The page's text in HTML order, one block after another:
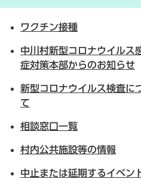
ワクチン接種
中川村新型コロナウイルス
症対策本部からのお知らせ
新型コロナウイルス検査に
て
相談窓口一覧
村内公共施設等の情報
中止または延期するイベン